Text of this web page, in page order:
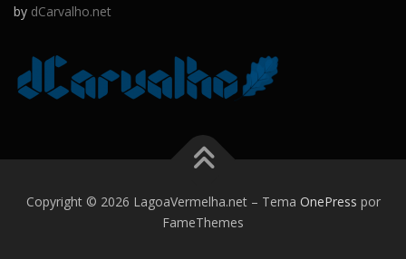
by dCarvalho.net
Copyright © 2026 LagoaVermelha.net – Tema OnePress por
FameThemes